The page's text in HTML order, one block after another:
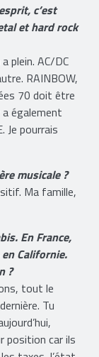
c’est
et hard rock
plein. AC/DC
RAINBOW,
70 doit être
a également
Je pourrais
musicale ?
Ma famille,
En France,
Californie.
?
tout le
Tu
position car ils